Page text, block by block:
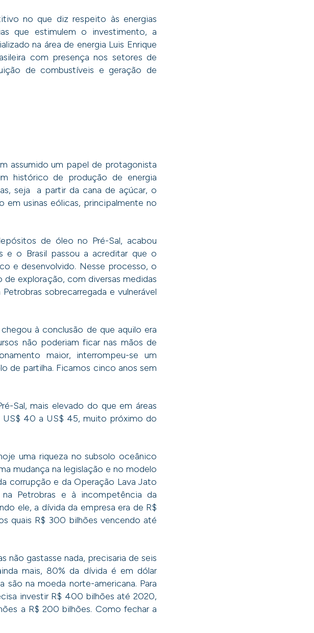
no que diz respeito às energias
que estimulem o investimento, a
na área de energia Luis Enrique
com presença nos setores de
de combustíveis e geração de
assumido um papel de protagonista
histórico de produção de energia
seja a partir da cana de açúcar, o
usinas eólicas, principalmente no
de óleo no Pré-Sal, acabou
e o Brasil passou a acreditar que o
e desenvolvido. Nesse processo, o
exploração, com diversas medidas
sobrecarregada e vulnerável
à conclusão de que aquilo era
não poderiam ficar nas mãos de
maior, interrompeu-se um
de partilha. Ficamos cinco anos sem
Sal, mais elevado do que em áreas
40 a US$ 45, muito próximo do
uma riqueza no subsolo oceânico
mudança na legislação e no modelo
corrupção e da Operação Lava Jato
Petrobras e à incompetência da
ele, a dívida da empresa era de R$
quais R$ 300 bilhões vencendo até
não gastasse nada, precisaria de seis
mais, 80% da dívida é em dólar
são na moeda norte-americana. Para
investir R$ 400 bilhões até 2020,
a R$ 200 bilhões. Como fechar a